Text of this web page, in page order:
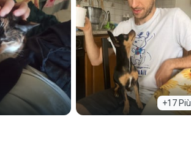
+17 Più